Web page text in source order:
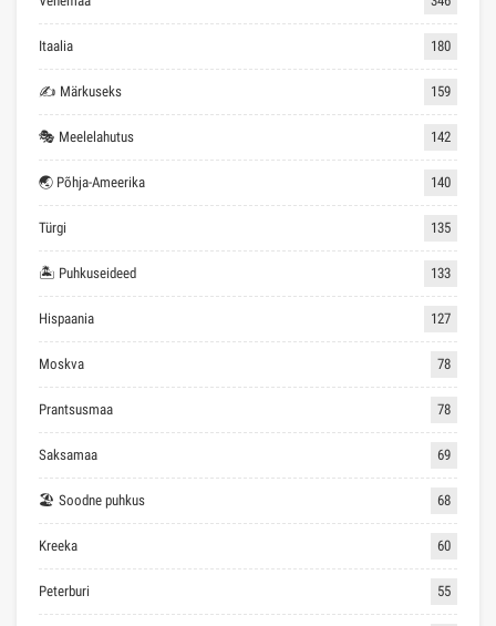
Itaalia 180
✍ Märkuseks 159
🎭 Meelelahutus 142
🌏 Põhja-Ameerika 140
Türgi 135
🏝 Puhkuseideed 133
Hispaania 127
Moskva 78
Prantsusmaa 78
Saksamaa 69
🏖 Soodne puhkus 68
Kreeka 60
Peterburi 55